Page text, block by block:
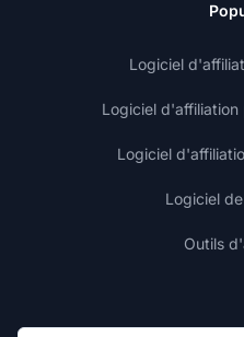
Logiciel
Logiciel d'affiliation
Logiciel
Logiciel
Outils